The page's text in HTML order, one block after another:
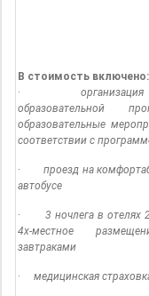
В стоимость включено:
·
образовательной
образовательные
соответствии с
· проезд на
автобусе
·3 ночлега в отелях
4х-местное
завтраками
·медицинская